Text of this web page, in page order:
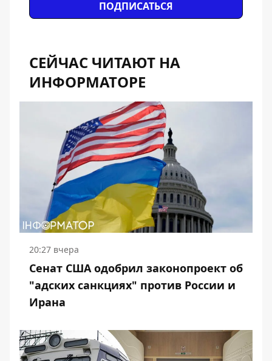
ПОДПИСАТЬСЯ
СЕЙЧАС ЧИТАЮТ НА
ИНФОРМАТОРЕ
20:27 вчера
Сенат США одобрил законопроект об
"адских санкциях" против России и
Ирана